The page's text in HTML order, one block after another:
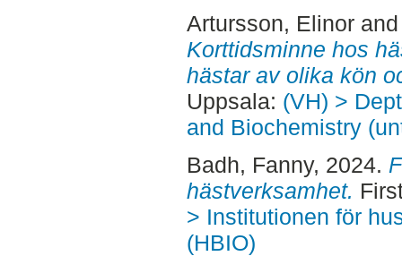
Artursson, Elinor
Korttidsminne hos
hästar av olika kön
Uppsala: (VH) >
and Biochemistry
Badh, Fanny, 2024.
hästverksamhet.
> Institutionen för
(HBIO)